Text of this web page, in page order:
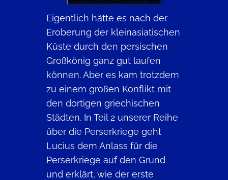
Eigentlich hätte es nach der
Eroberung der kleinasiatischen
Küste durch den persischen
Großkönig ganz gut laufen
können. Aber es kam trotzdem
zu einem großen Konflikt mit
den dortigen griechischen
Städten. In Teil 2 unserer Reihe
über die Perserkriege geht
Lucius dem Anlass für die
Perserkriege auf den Grund
und erklärt, wie der erste